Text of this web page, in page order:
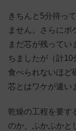
きちんと5分待っ
ません。さらにボ
まだ芯が残って
ちましたが（計
食べられないほど
芯とはワケが違い
乾燥の工程を要す
のか、ふかふかと